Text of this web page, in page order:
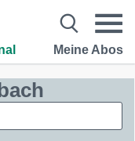
Meine Abos